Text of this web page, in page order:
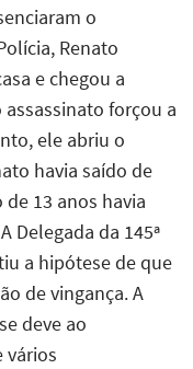
o
Renato
e chegou a
forçou a
ele abriu o
havia saído de
13 anos havia
Delegada da 145ª
a hipótese de que
de vingança. A
deve ao
vários